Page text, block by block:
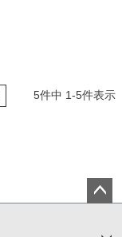
5件中 1-5件表示